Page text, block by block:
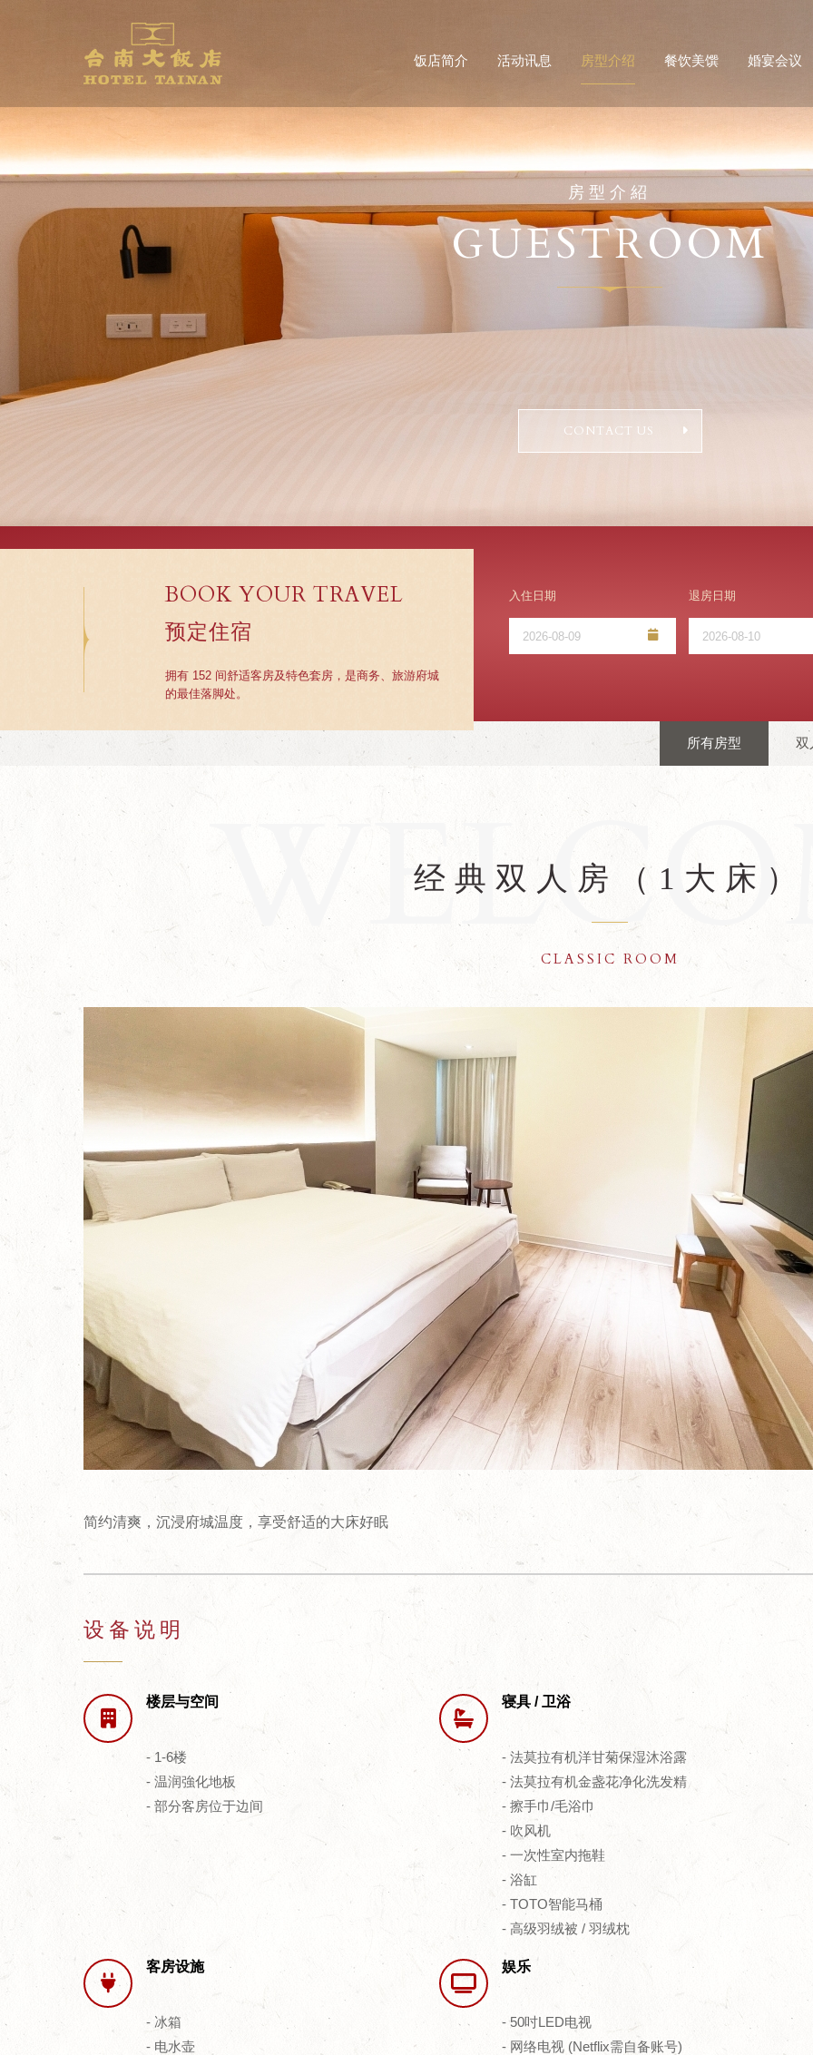
饭店简介 活动讯息 房型介绍 餐饮美馔 婚宴会议
BOOK YOUR TRAVEL
预定住宿
拥有 152 间舒适客房及特色套房，是商务、旅游府城
的最佳落脚处。
入住日期 退房日期
房型介紹
GUESTROOM
CONTACT US
所有房型 双
经典双人房（1大床）
CLASSIC ROOM
简约清爽，沉浸府城温度，享受舒适的大床好眠
设备说明
楼层与空间
- 1-6楼
- 温润強化地板
- 部分客房位于边间
寝具 / 卫浴
- 法莫拉有机洋甘菊保湿沐浴露
- 法莫拉有机金盏花净化洗发精
- 擦手巾/毛浴巾
- 吹风机
- 一次性室内拖鞋
- 浴缸
- TOTO智能马桶
- 高级羽绒被 / 羽绒枕
客房设施
- 冰箱
- 电水壶
娱乐
- 50吋LED电视
- 网络电视 (Netflix需自备账号)